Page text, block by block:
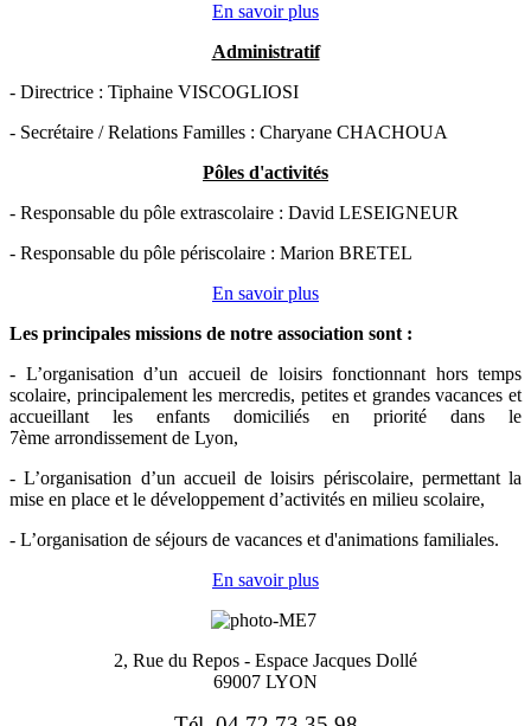
En savoir plus
Administratif
- Directrice : Tiphaine VISCOGLIOSI
- Secrétaire / Relations Familles : Charyane CHACHOUA
Pôles d'activités
- Responsable du pôle extrascolaire : David LESEIGNEUR
- Responsable du pôle périscolaire : Marion BRETEL
En savoir plus
Les principales missions de notre association sont:
- L’organisation d’un accueil de loisirs fonctionnant hors temps
scolaire, principalement les mercredis, petites et grandes vacances et
accueillant les enfants domiciliés en priorité dans le
7ème arrondissement de Lyon,
- L’organisation d’un accueil de loisirs périscolaire, permettant la
mise en place et le développement d’activités en milieu scolaire,
- L’organisation de séjours de vacances et d'animations familiales.
En savoir plus
2, Rue du Repos - Espace Jacques Dollé
69007 LYON